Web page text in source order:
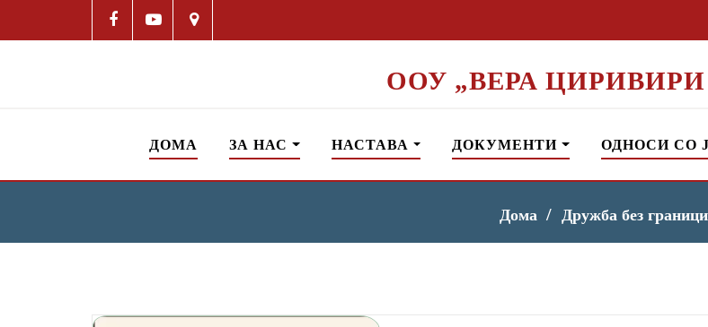
ООУ „ВЕРА ЦИРИВИРИ
ДОМА ЗА НАС НАСТАВА ДОКУМЕНТИ ОДНОСИ СО
Дома Дружба без граници